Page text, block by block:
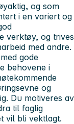
og som
i en variert og
verktøy, og trives
med andre.
gode
behovene i
og
Du motiveres av
til faglig
vil bli vektlagt.